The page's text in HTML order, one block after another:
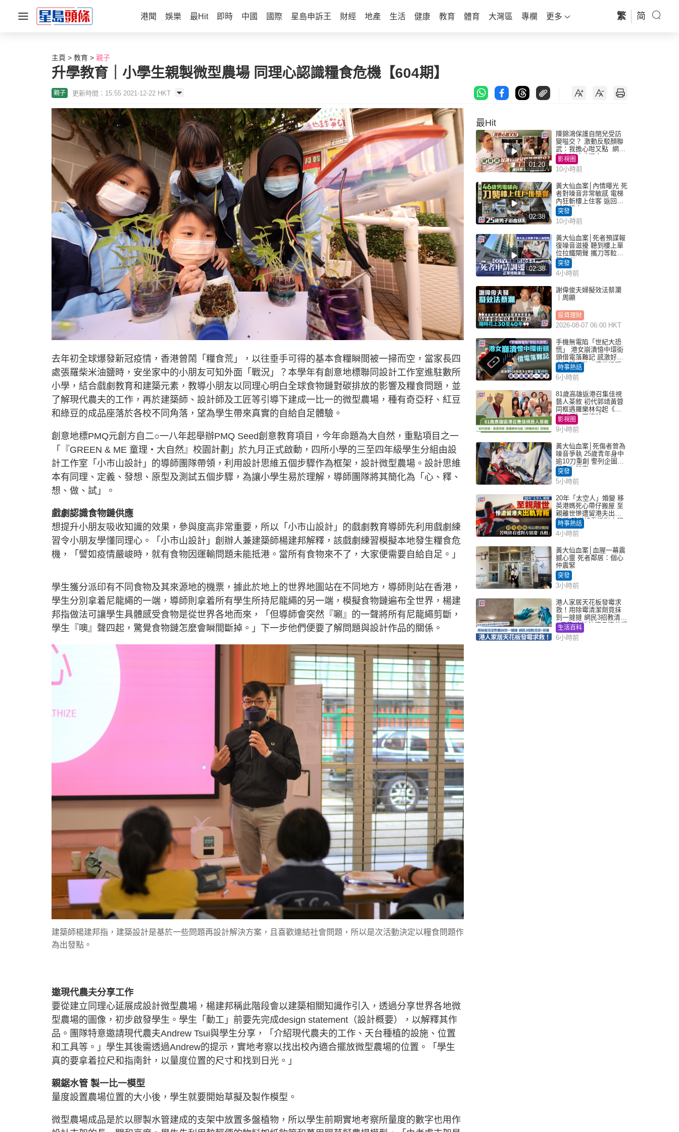
港聞 娛樂 最Hit 即時 中國 國際 星島申訴王 財經 地產 生活 健康 教育 體育 大灣區 專欄 更多 繁 简
主頁 教育 親子
升學教育｜小學生親製微型農場 同理心認識糧食危機【604期】
親子 更新時間：15:55 2021-12-22 HKT
去年初全球爆發新冠疫情，香港曾鬧「糧食荒」，以往垂手可得的基本食糧瞬間被一掃而空，當家長四
處張羅柴米油鹽時，安坐家中的小朋友可知外面「戰況」？本學年有創意地標聯同設計工作室進駐數所
小學，結合戲劇教育和建築元素，教導小朋友以同理心明白全球食物鏈對碳排放的影響及糧食問題，並
了解現代農夫的工作，再於建築師、設計師及工匠等引導下建成一比一的微型農場，種有奇亞籽、紅豆
和綠豆的成品座落於各校不同角落，望為學生帶來真實的自給自足體驗。
創意地標PMQ元創方自二○一八年起舉辦PMQ Seed創意教育項目，今年命題為大自然，重點項目之一
「『GREEN & ME 童理‧大自然』校園計劃」於九月正式啟動，四所小學的三至四年級學生分組由設
計工作室「小市山設計」的導師團隊帶領，利用設計思維五個步驟作為框架，設計微型農場。設計思維
本有同理、定義、發想、原型及測試五個步驟，為讓小學生易於理解，導師團隊將其簡化為「心、釋、
想、做、試」。
戲劇認識食物鏈供應
想提升小朋友吸收知識的效果，參與度高非常重要，所以「小市山設計」的戲劇教育導師先利用戲劇練
習令小朋友學懂同理心。「小市山設計」創辦人兼建築師楊建邦解釋，該戲劇練習模擬本地發生糧食危
機，「譬如疫情嚴峻時，就有食物因運輸問題未能抵港。當所有食物來不了，大家便需要自給自足。」
學生獲分派印有不同食物及其來源地的機票，據此於地上的世界地圖站在不同地方，導師則站在香港，
學生分別拿着尼龍繩的一端，導師則拿着所有學生所持尼龍繩的另一端，模擬食物鏈遍布全世界，楊建
邦指做法可讓學生具體感受食物是從世界各地而來，「但導師會突然『唰』的一聲將所有尼龍繩剪斷，
學生『噢』聲四起，驚覺食物鏈怎麼會瞬間斷掉。」下一步他們便要了解問題與設計作品的關係。
建築師楊建邦指，建築設計是基於一些問題再設計解決方案，且喜歡連結社會問題，所以是次活動決定以糧食問題作
為出發點。
邀現代農夫分享工作
要從建立同理心延展成設計微型農場，楊建邦稱此階段會以建築相關知識作引入，透過分享世界各地微
型農場的圖像，初步啟發學生。學生「動工」前要先完成design statement（設計概要），以解釋其作
品。團隊特意邀請現代農夫Andrew Tsui與學生分享，「介紹現代農夫的工作、天台種植的設施、位置
和工具等。」學生其後需透過Andrew的提示，實地考察以找出校內適合擺放微型農場的位置。「學生
真的要拿着拉尺和指南針，以量度位置的尺寸和找到日光。」
親鋸水管 製一比一模型
量度設置農場位置的大小後，學生就要開始草擬及製作模型。
微型農場成品是於以膠製水管建成的支架中放置多盤植物，所以學生前期實地考察所量度的數字也用作
最Hit
01:20
陳錦鴻保護自閉兒受訪
變嗌交？ 激動反駁顏聯
武：我擔心咁又點 網民
批主持咄咄逼人
影視圈
10小時前
02:38
黃大仙血案│內情曝光 死
者對噪音非常敏感 電梯
內狂斬樓上住客 返回住
所墮樓亡
突發
10小時前
02:38
黃大仙血案│死者預謀報
復噪音滋擾 聽到樓上單
位拉鐵閘聲 攜刀等𨋢伏
擊傷者
突發
4小時前
謝偉俊夫婦擬效法蔡瀾
｜周顯
投資理財
2026-08-07 06:00 HKT
手機無電陷「世紀大恐
慌」 港女崩潰憶中環街
頭借電落難記 感激好心
人溫馨相助：這份溫暖
記一輩子｜Juicy叮
時事熱話
6小時前
81歲高雄返港召集佳視
藝人茶敘 初代郭靖黃蓉
同框遇羅樂林勾起《神
鵰俠侶》回憶殺
影視圈
9小時前
黃大仙血案│死傷者曾為
噪音爭執 25歲青年身中
逾10刀重創 警列企圖謀
殺及自殺案
突發
5小時前
20年「太空人」婚變 移
英港媽死心帶仔搬屋 至
親離世慘遭留港夫出軌
背叛 苦嘆終看透對方留
港「真相」｜Juicy叮
時事熱話
4小時前
黃大仙血案│血腥一幕震
撼心靈 死者鄰居：個心
仲震緊
突發
3小時前
港人家居天花板發霉求
救！用除霉清潔劑竟抹
到一撻撻 網民3招教清潔
+保養 本地油漆品牌曾提
醒勿用1物防變色
生活百科
6小時前